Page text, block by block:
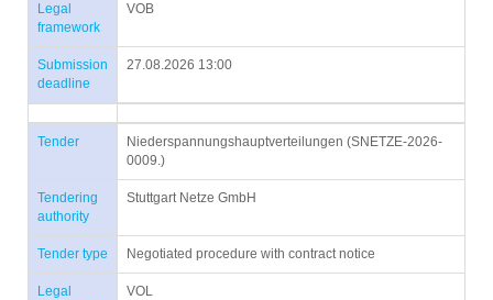
Legal
framework
VOB
Submission
deadline
27.08.2026 13:00
Tender
Niederspannungshauptverteilungen (SNETZE-2026-
0009.)
Tendering
authority
Stuttgart Netze GmbH
Tender type Negotiated procedure with contract notice
Legal
VOL